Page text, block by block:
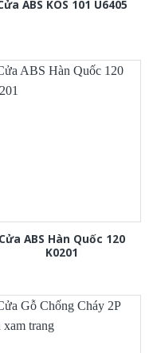
ABS KOS 101 U6405
Cửa ABS Hàn Quốc 120
K0201